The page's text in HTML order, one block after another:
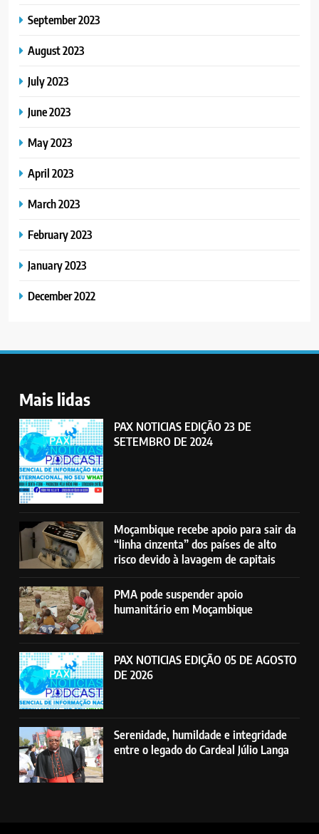
September 2023
August 2023
July 2023
June 2023
May 2023
April 2023
March 2023
February 2023
January 2023
December 2022
Mais lidas
PAX NOTICIAS EDIÇÃO 23 DE
SETEMBRO DE 2024
Moçambique recebe apoio para sair da
“linha cinzenta” dos países de alto
risco devido à lavagem de capitais
PMA pode suspender apoio
humanitário em Moçambique
PAX NOTICIAS EDIÇÃO 05 DE AGOSTO
DE 2026
Serenidade, humildade e integridade
entre o legado do Cardeal Júlio Langa